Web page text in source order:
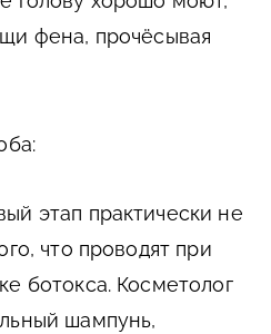
фена, прочёсывая
этап практически не
что проводят при
ботокса. Косметолог
шампунь,